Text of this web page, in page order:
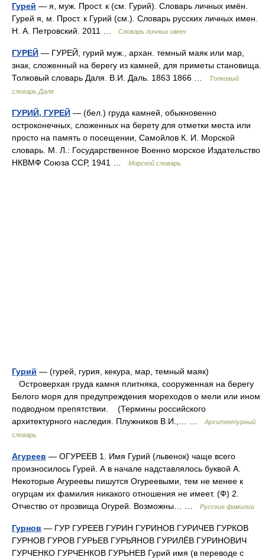
Гурей — я, муж. Прост. к (см. Гурий). Словарь личных имён.
Гурей я, м. Прост. к Гурий (см.). Словарь русских личных имен.
Н. А. Петровский. 2011 …
Словарь личных имен
ГУРЕЙ — ГУРЕЙ, гурий муж., архан. темный маяк или мар,
знак, сложенный на берегу из камней, для приметы становища.
Толковый словарь Даля. В.И. Даль. 1863 1866 …
Толковый
словарь Даля
ГУРИЙ, ГУРЕЙ — (бел.) груда камней, обыкновенно
остроконечных, сложенных на берету для отметки места или
просто на память о посещении, Самойлов К. И. Морской
словарь. М. Л.: Государственное Военно морское Издательство
НКВМФ Союза ССР, 1941 …
Морской словарь
Гурий — (гурей, гурия, кекура, мар, темный маяк)
Островерхая груда камня плитняка, сооруженная на берегу
Белого моря для предупреждения мореходов о мели или ином
подводном препятствии. (Термины российского
архитектурного наследия. Плужников В.И.,… …
Архитектурный
словарь
Агуреев — ОГУРЕЕВ 1. Имя Гурий (львенок) чаще всего
произносилось Гурей. А в начале надставлялось буквой А.
Некоторые Агуреевы пишутся Огуреевыми, тем не менее к
огурцам их фамилия никакого отношения не имеет. (Ф) 2.
Отчество от прозвища Огурей. Возможны… …
Русские фамилии
Гурнов — ГУР ГУРЕЕВ ГУРИН ГУРИНОВ ГУРИЧЕВ ГУРКОВ
ГУРНОВ ГУРОВ ГУРЬЕВ ГУРЬЯНОВ ГУРИЛЁВ ГУРИНОВИЧ
ГУРЧЕНКО ГУРЧЕНКОВ ГУРЬНЕВ Гурий имя (в переводе с